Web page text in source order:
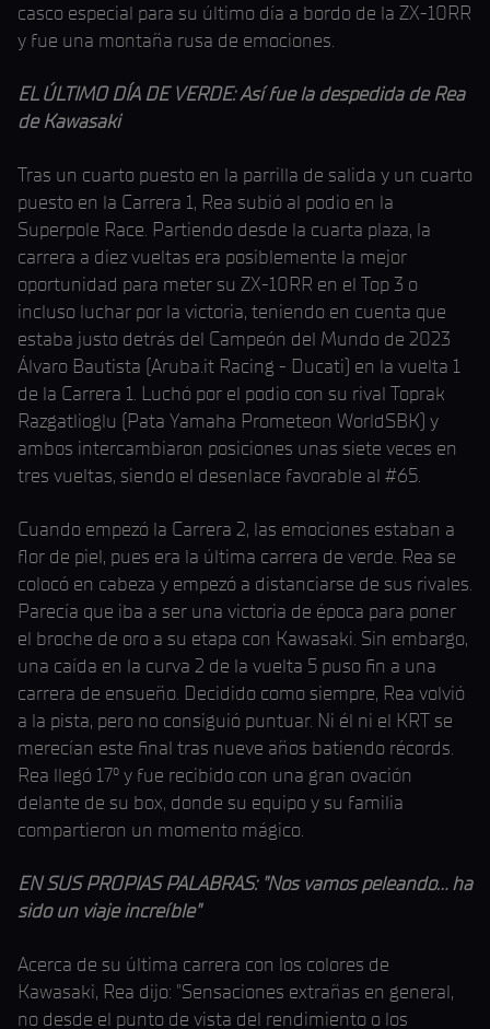
casco especial para su último día a bordo de la ZX-10RR
y fue una montaña rusa de emociones.
EL ÚLTIMO DÍA DE VERDE: Así fue la despedida de Rea
de Kawasaki
Tras un cuarto puesto en la parrilla de salida y un cuarto
puesto en la Carrera 1, Rea subió al podio en la
Superpole Race. Partiendo desde la cuarta plaza, la
carrera a diez vueltas era posiblemente la mejor
oportunidad para meter su ZX-10RR en el Top 3 o
incluso luchar por la victoria, teniendo en cuenta que
estaba justo detrás del Campeón del Mundo de 2023
Álvaro Bautista (Aruba.it Racing - Ducati) en la vuelta 1
de la Carrera 1. Luchó por el podio con su rival Toprak
Razgatlioglu (Pata Yamaha Prometeon WorldSBK) y
ambos intercambiaron posiciones unas siete veces en
tres vueltas, siendo el desenlace favorable al #65.
Cuando empezó la Carrera 2, las emociones estaban a
flor de piel, pues era la última carrera de verde. Rea se
colocó en cabeza y empezó a distanciarse de sus rivales.
Parecía que iba a ser una victoria de época para poner
el broche de oro a su etapa con Kawasaki. Sin embargo,
una caída en la curva 2 de la vuelta 5 puso fin a una
carrera de ensueño. Decidido como siempre, Rea volvió
a la pista, pero no consiguió puntuar. Ni él ni el KRT se
merecían este final tras nueve años batiendo récords.
Rea llegó 17º y fue recibido con una gran ovación
delante de su box, donde su equipo y su familia
compartieron un momento mágico.
EN SUS PROPIAS PALABRAS: "Nos vamos peleando... ha
sido un viaje increíble"
Acerca de su última carrera con los colores de
Kawasaki, Rea dijo: "Sensaciones extrañas en general,
no desde el punto de vista del rendimiento o los